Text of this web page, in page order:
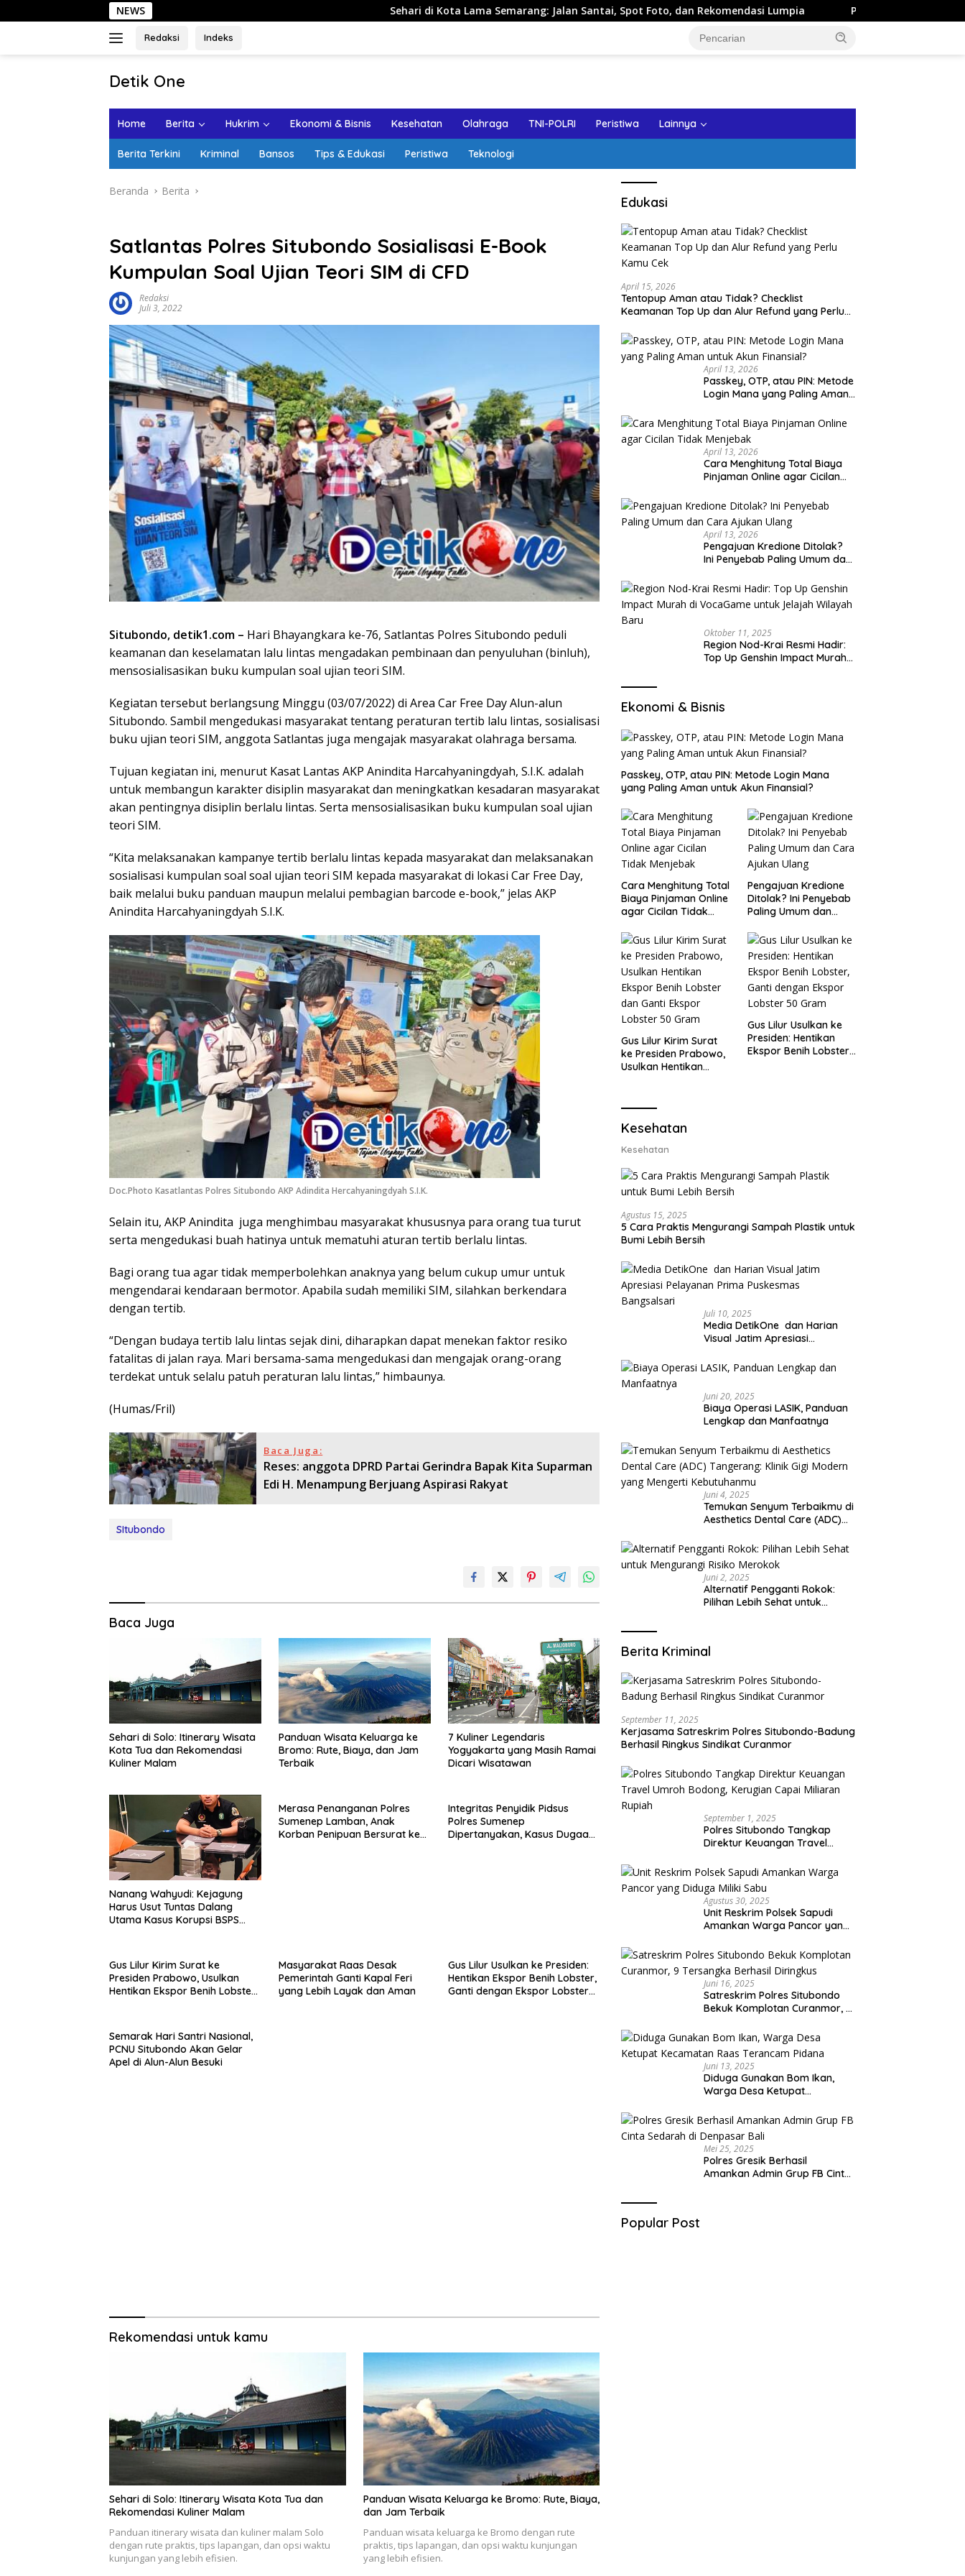
ke
NEWS Sehari di Kota Lama Semarang: Jalan Santai, Spot Foto, dan Rekomendasi Lumpia Panduan Wisata Keluarga ke Kota Batu:
Redaksi Indeks
Detik One
Ungkap
Home Berita Hukrim Ekonomi & Bisnis Kesehatan Olahraga TNI-POLRI Peristiwa Lainnya
Berita Terkini Kriminal Bansos Tips & Edukasi Peristiwa Teknologi
Beranda Berita
Satlantas Polres Situbondo Sosialisasi E-Book
Kumpulan Soal Ujian Teori SIM di CFD
Redaksi
Juli 3, 2022
Situbondo, detik1.com – Hari Bhayangkara ke-76, Satlantas Polres Situbondo peduli
keamanan dan keselamatan lalu lintas mengadakan pembinaan dan penyuluhan (binluh),
mensosialisasikan buku kumpulan soal ujian teori SIM.
Kegiatan tersebut berlangsung Minggu (03/07/2022) di Area Car Free Day Alun-alun
Situbondo. Sambil mengedukasi masyarakat tentang peraturan tertib lalu lintas, sosialisasi
buku ujian teori SIM, anggota Satlantas juga mengajak masyarakat olahraga bersama.
Tujuan kegiatan ini, menurut Kasat Lantas AKP Anindita Harcahyaningdyah, S.I.K. adalah
untuk membangun karakter disiplin masyarakat dan meningkatkan kesadaran masyarakat
akan pentingnya disiplin berlalu lintas. Serta mensosialisasikan buku kumpulan soal ujian
teori SIM.
“Kita melaksanakan kampanye tertib berlalu lintas kepada masyarakat dan melaksanakan
sosialisasi kumpulan soal soal ujian teori SIM kepada masyarakat di lokasi Car Free Day,
baik melalui buku panduan maupun melalui pembagian barcode e-book,” jelas AKP
Anindita Harcahyaningdyah S.I.K.
Doc.Photo Kasatlantas Polres Situbondo AKP Adindita Hercahyaningdyah S.I.K.
Selain itu, AKP Anindita juga menghimbau masyarakat khususnya para orang tua turut
serta mengedukasi buah hatinya untuk mematuhi aturan tertib berlalu lintas.
Bagi orang tua agar tidak memperbolehkan anaknya yang belum cukup umur untuk
mengendarai kendaraan bermotor. Apabila sudah memiliki SIM, silahkan berkendara
dengan tertib.
“Dengan budaya tertib lalu lintas sejak dini, diharapkan dapat menekan faktor resiko
fatalitas di jalan raya. Mari bersama-sama mengedukasi dan mengajak orang-orang
terdekat untuk selalu patuh peraturan lalu lintas,” himbaunya.
(Humas/Fril)
Baca Juga:
Reses: anggota DPRD Partai Gerindra Bapak Kita Suparman
Edi H. Menampung Berjuang Aspirasi Rakyat
SItubondo
Baca Juga
Sehari di Solo: Itinerary Wisata
Kota Tua dan Rekomendasi
Kuliner Malam
Panduan Wisata Keluarga ke
Bromo: Rute, Biaya, dan Jam
Terbaik
7 Kuliner Legendaris
Yogyakarta yang Masih Ramai
Dicari Wisatawan
Nanang Wahyudi: Kejagung
Harus Usut Tuntas Dalang
Utama Kasus Korupsi BSPS
Merasa Penanganan Polres
Sumenep Lamban, Anak
Korban Penipuan Bersurat ke
Integritas Penyidik Pidsus
Polres Sumenep
Dipertanyakan, Kasus Dugaan
Gus Lilur Kirim Surat ke
Presiden Prabowo, Usulkan
Hentikan Ekspor Benih Lobster
Masyarakat Raas Desak
Pemerintah Ganti Kapal Feri
yang Lebih Layak dan Aman
Gus Lilur Usulkan ke Presiden:
Hentikan Ekspor Benih Lobster,
Ganti dengan Ekspor Lobster
Semarak Hari Santri Nasional,
PCNU Situbondo Akan Gelar
Apel di Alun-Alun Besuki
Rekomendasi untuk kamu
Sehari di Solo: Itinerary Wisata Kota Tua dan
Rekomendasi Kuliner Malam
Panduan itinerary wisata dan kuliner malam Solo
dengan rute praktis, tips lapangan, dan opsi waktu
kunjungan yang lebih efisien.
Panduan Wisata Keluarga ke Bromo: Rute, Biaya,
dan Jam Terbaik
Panduan wisata keluarga ke Bromo dengan rute
praktis, tips lapangan, dan opsi waktu kunjungan
yang lebih efisien.
Edukasi
April 15, 2026
Tentopup Aman atau Tidak? Checklist
Keamanan Top Up dan Alur Refund yang Perlu
April 13, 2026
Passkey, OTP, atau PIN: Metode
Login Mana yang Paling Aman
April 13, 2026
Cara Menghitung Total Biaya
Pinjaman Online agar Cicilan
April 13, 2026
Pengajuan Kredione Ditolak?
Ini Penyebab Paling Umum dan
Oktober 11, 2025
Region Nod-Krai Resmi Hadir:
Top Up Genshin Impact Murah
Ekonomi & Bisnis
Passkey, OTP, atau PIN: Metode Login Mana
yang Paling Aman untuk Akun Finansial?
Cara Menghitung Total
Biaya Pinjaman Online
agar Cicilan Tidak
Pengajuan Kredione
Ditolak? Ini Penyebab
Paling Umum dan
Gus Lilur Kirim Surat
ke Presiden Prabowo,
Usulkan Hentikan
Lobster 50 Gram
Gus Lilur Usulkan ke
Presiden: Hentikan
Ekspor Benih Lobster,
Kesehatan
Kesehatan
Agustus 15, 2025
5 Cara Praktis Mengurangi Sampah Plastik untuk
Bumi Lebih Bersih
Juli 10, 2025
Media DetikOne dan Harian
Visual Jatim Apresiasi
Bangsalsari
Juni 20, 2025
Biaya Operasi LASIK, Panduan
Lengkap dan Manfaatnya
Juni 4, 2025
Temukan Senyum Terbaikmu di
Aesthetics Dental Care (ADC)
yang Mengerti Kebutuhanmu
Juni 2, 2025
Alternatif Pengganti Rokok:
Pilihan Lebih Sehat untuk
Berita Kriminal
September 11, 2025
Kerjasama Satreskrim Polres Situbondo-Badung
Berhasil Ringkus Sindikat Curanmor
September 1, 2025
Polres Situbondo Tangkap
Direktur Keuangan Travel
Capai Miliaran Rupiah
Agustus 30, 2025
Unit Reskrim Polsek Sapudi
Amankan Warga Pancor yang
Juni 16, 2025
Satreskrim Polres Situbondo
Bekuk Komplotan Curanmor, 9
Juni 13, 2025
Diduga Gunakan Bom Ikan,
Warga Desa Ketupat
Pidana
Mei 25, 2025
Polres Gresik Berhasil
Amankan Admin Grup FB Cinta
Popular Post